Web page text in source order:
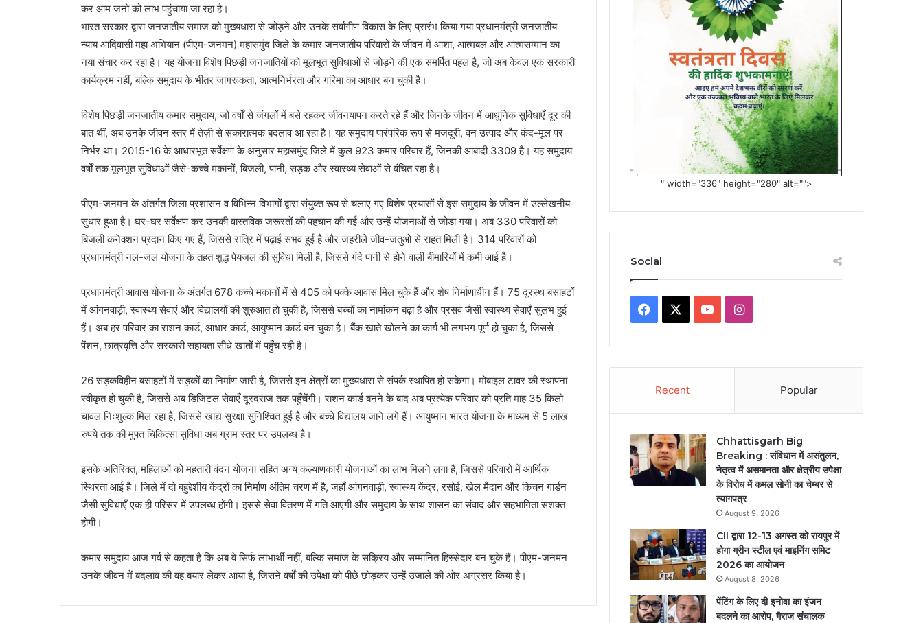
कर आम जनो को लाभ पहुंचाया जा रहा है।
भारत सरकार द्वारा जनजातीय समाज को मुख्यधारा से जोड़ने और उनके सर्वांगीण विकास के लिए प्रारंभ किया गया प्रधानमंत्री जनजातीय
न्याय आदिवासी महा अभियान (पीएम-जनमन) महासमुंद जिले के कमार जनजातीय परिवारों के जीवन में आशा, आत्मबल और आत्मसम्मान का
नया संचार कर रहा है। यह योजना विशेष पिछड़ी जनजातियों को मूलभूत सुविधाओं से जोड़ने की एक समर्पित पहल है, जो अब केवल एक सरकारी
कार्यक्रम नहीं, बल्कि समुदाय के भीतर जागरूकता, आत्मनिर्भरता और गरिमा का आधार बन चुकी है।
विशेष पिछड़ी जनजातीय कमार समुदाय, जो वर्षों से जंगलों में बसे रहकर जीवनयापन करते रहे हैं और जिनके जीवन में आधुनिक सुविधाएँ दूर की
बात थीं, अब उनके जीवन स्तर में तेज़ी से सकारात्मक बदलाव आ रहा है। यह समुदाय पारंपरिक रूप से मजदूरी, वन उत्पाद और कंद-मूल पर
निर्भर था। 2015-16 के आधारभूत सर्वेक्षण के अनुसार महासमुंद जिले में कुल 923 कमार परिवार हैं, जिनकी आबादी 3309 है। यह समुदाय
वर्षों तक मूलभूत सुविधाओं जैसे-कच्चे मकानों, बिजली, पानी, सड़क और स्वास्थ्य सेवाओं से वंचित रहा है।
पीएम-जनमन के अंतर्गत जिला प्रशासन व विभिन्न विभागों द्वारा संयुक्त रूप से चलाए गए विशेष प्रयासों से इस समुदाय के जीवन में उल्लेखनीय
सुधार हुआ है। घर-घर सर्वेक्षण कर उनकी वास्तविक जरूरतों की पहचान की गई और उन्हें योजनाओं से जोड़ा गया। अब 330 परिवारों को
बिजली कनेक्शन प्रदान किए गए हैं, जिससे रात्रि में पढ़ाई संभव हुई है और जहरीले जीव-जंतुओं से राहत मिली है। 314 परिवारों को
प्रधानमंत्री नल-जल योजना के तहत शुद्ध पेयजल की सुविधा मिली है, जिससे गंदे पानी से होने वाली बीमारियों में कमी आई है।
प्रधानमंत्री आवास योजना के अंतर्गत 678 कच्चे मकानों में से 405 को पक्के आवास मिल चुके हैं और शेष निर्माणाधीन हैं। 75 दूरस्थ बसाहटों
में आंगनवाड़ी, स्वास्थ्य सेवाएं और विद्यालयों की शुरुआत हो चुकी है, जिससे बच्चों का नामांकन बढ़ा है और प्रसव जैसी स्वास्थ्य सेवाएँ सुलभ हुई
हैं। अब हर परिवार का राशन कार्ड, आधार कार्ड, आयुष्मान कार्ड बन चुका है। बैंक खाते खोलने का कार्य भी लगभग पूर्ण हो चुका है, जिससे
पेंशन, छात्रवृत्ति और सरकारी सहायता सीधे खातों में पहुँच रही है।
26 सड़कविहीन बसाहटों में सड़कों का निर्माण जारी है, जिससे इन क्षेत्रों का मुख्यधारा से संपर्क स्थापित हो सकेगा। मोबाइल टावर की स्थापना
स्वीकृत हो चुकी है, जिससे अब डिजिटल सेवाएँ दूरदराज तक पहुँचेंगी। राशन कार्ड बनने के बाद अब प्रत्येक परिवार को प्रति माह 35 किलो
चावल निःशुल्क मिल रहा है, जिससे खाद्य सुरक्षा सुनिश्चित हुई है और बच्चे विद्यालय जाने लगे हैं। आयुष्मान भारत योजना के माध्यम से 5 लाख
रुपये तक की मुफ्त चिकित्सा सुविधा अब ग्राम स्तर पर उपलब्ध है।
इसके अतिरिक्त, महिलाओं को महतारी वंदन योजना सहित अन्य कल्याणकारी योजनाओं का लाभ मिलने लगा है, जिससे परिवारों में आर्थिक
स्थिरता आई है। जिले में दो बहुद्देशीय केंद्रों का निर्माण अंतिम चरण में है, जहाँ आंगनवाड़ी, स्वास्थ्य केंद्र, रसोई, खेल मैदान और किचन गार्डन
जैसी सुविधाएँ एक ही परिसर में उपलब्ध होंगी। इससे सेवा वितरण में गति आएगी और समुदाय के साथ शासन का संवाद और सहभागिता सशक्त
होगी।
कमार समुदाय आज गर्व से कहता है कि अब वे सिर्फ लाभार्थी नहीं, बल्कि समाज के सक्रिय और सम्मानित हिस्सेदार बन चुके हैं। पीएम-जनमन
उनके जीवन में बदलाव की वह बयार लेकर आया है, जिसने वर्षों की उपेक्षा को पीछे छोड़कर उन्हें उजाले की ओर अग्रसर किया है।
" width="336" height="280" alt="">
Social
Facebook YouTubeInstagram
Recent Popular
Chhattisgarh Big
Breaking : संविधान में असंतुलन,
नेतृत्व में असमानता और क्षेत्रीय उपेक्षा
के विरोध में कमल सोनी का चेम्बर से
त्यागपत्र
August 9, 2026
CII द्वारा 12-13 अगस्त को रायपुर में
होगा ग्रीन स्टील एवं माइनिंग समिट
2026 का आयोजन
August 8, 2026
पेंटिंग के लिए दी इनोवा का इंजन
बदलने का आरोप, गैराज संचालक